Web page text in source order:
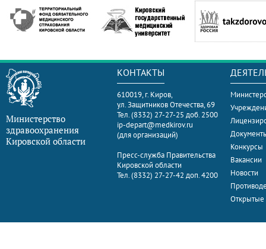
Министерство
здравоохранения
Кировской области
КОНТАКТЫ
610019, г. Киров,
ул. Защитников Отечества, 69
Тел. (8332) 27-27-25 доб. 2500
ip-depart@medkirov.ru
(для организаций)
Пресс-служба Правительства
Кировской области
Тел. (8332) 27-27-42 доп. 4200
Конкурсы
Вакансии
Новости